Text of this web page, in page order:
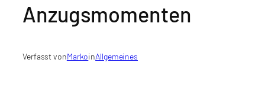
Anzugsmomenten
Verfasst vonMarkoinAllgemeines